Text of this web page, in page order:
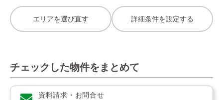
エリアを選び直す 詳細条件を設定する
チェックした物件をまとめて
資料請求・お問合せ